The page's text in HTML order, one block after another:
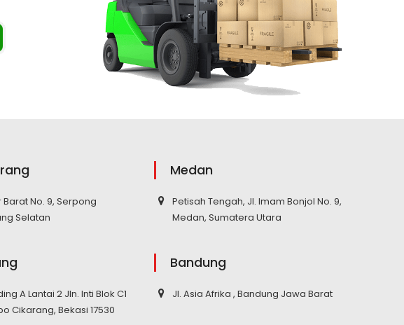
Barat No. 9, Serpong
Selatan
A Lantai 2 Jln. Inti Blok C1
Cikarang, Bekasi 17530
Medan
Petisah Tengah, Jl. Imam Bonjol No. 9,
Medan, Sumatera Utara
Bandung
Jl. Asia Afrika , Bandung Jawa Barat